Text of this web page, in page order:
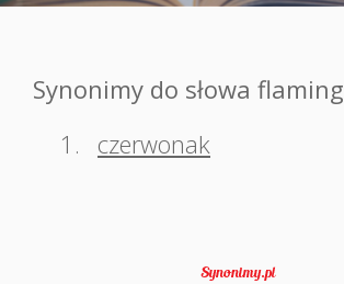
Synonimy do słowa flaming
1.
czerwonak